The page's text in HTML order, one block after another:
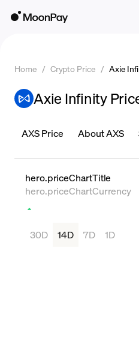
Crypto Prices
Home / Crypto Price / Axie
Axie Infinity
AXS Price About AXS
hero.priceChartTitle
hero.priceChartCurrency
30D 14D 7D 1D